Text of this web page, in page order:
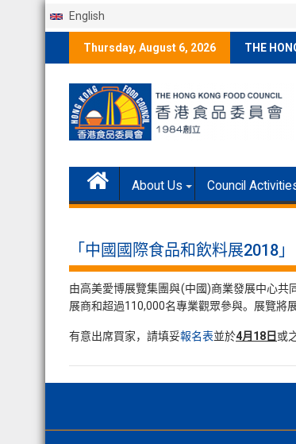
English
Thursday, August 6, 2026 THE
About Us Council
「中國國際食品和飲料展2018
由高美愛博展覽集團與(中國)商業發展中心
展商和超過110,000名專業觀眾參與。展覽將
有意出席買家，請填妥報名表並於4月18日 或